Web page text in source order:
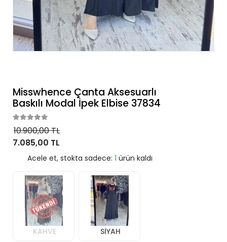
Misswhence Çanta Aksesuarlı
Baskılı Modal İpek Elbise 37834
10.900,00 TL
7.085,00 TL
Acele et, stokta sadece: 1 ürün kaldı
KAHVE SİYAH